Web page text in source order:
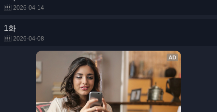
2026-04-14
1화
2026-04-08